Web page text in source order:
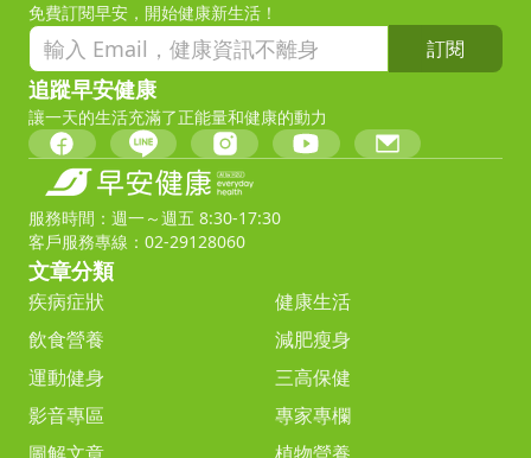
免費訂閱早安，開始健康新生活！
訂閱
追蹤早安健康
讓一天的生活充滿了正能量和健康的動力
服務時間：週一～週五 8:30-17:30
客戶服務專線：02-29128060
文章分類
疾病症狀
健康生活
飲食營養
減肥瘦身
運動健身
三高保健
影音專區
專家專欄